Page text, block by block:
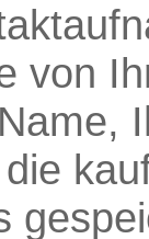
von